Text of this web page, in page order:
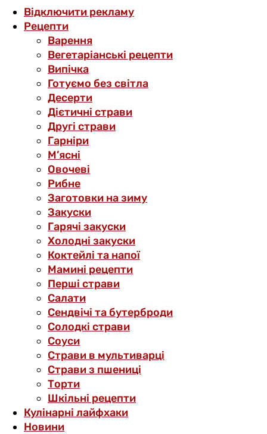
Відключити рекламу
Рецепти
Варення
Вегетаріанські рецепти
Випічка
Готуємо без світла
Десерти
Дієтичні страви
Другі страви
Гарніри
М’ясні
Овочеві
Рибне
Заготовки на зиму
Закуски
Гарячі закуски
Холодні закуски
Коктейлі та напої
Мамині рецепти
Перші страви
Салати
Сендвічі та бутерброди
Солодкі страви
Соуси
Страви в мультиварці
Страви з пшениці
Торти
Шкільні рецепти
Кулінарні лайфхаки
Новини